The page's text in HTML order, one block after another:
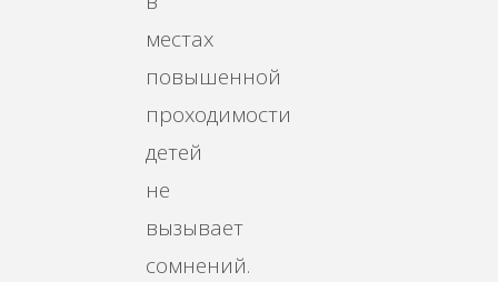
местах
повышенной
проходимости
детей
не
вызывает
сомнений.